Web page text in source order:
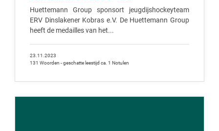
Huettemann Group sponsort jeugdijshockeyteam
ERV Dinslakener Kobras e.V. De Huettemann Group
heeft de medailles van het...
23.11.2023
131 Woorden - geschatte leestijd ca. 1 Notulen